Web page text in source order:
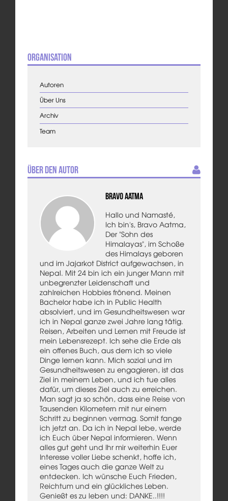
Organisation
Autoren
Über Uns
Archiv
Team
Über den Autor
Bravo Aatma
Hallo und Namasté,
Ich bin's, Bravo Aatma,
Der "Sohn des
Himalayas", im Schoße
des Himalays geboren
und im Jajarkot District aufgewachsen, in
Nepal. Mit 24 bin ich ein junger Mann mit
unbegrenzter Leidenschaft und
zahlreichen Hobbies frönend. Meinen
Bachelor habe ich in Public Health
absolviert, und im Gesundheitswesen war
ich in Nepal ganze zwei Jahre lang tätig.
Reisen, Arbeiten und Lernen mit Freude ist
mein Lebensrezept. Ich sehe die Erde als
ein offenes Buch, aus dem ich so viele
Dinge lernen kann. Mich sozial und im
Gesundheitswesen zu engagieren, ist das
Ziel in meinem Leben, und ich tue alles
dafür, um dieses Ziel auch zu erreichen.
Man sagt ja so schön, dass eine Reise von
Tausenden Kilometern mit nur einem
Schritt zu beginnen vermag. Somit fange
ich jetzt an. Da ich in Nepal lebe, werde
ich Euch über Nepal informieren. Wenn
alles gut geht und Ihr mir weiterhin Euer
Interesse voller Liebe schenkt, hoffe ich,
eines Tages auch die ganze Welt zu
entdecken. Ich wünsche Euch Frieden,
Reichtum und ein glückliches Leben.
Genießt es zu leben und: DANKE..!!!!